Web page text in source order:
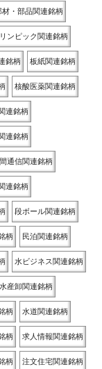
材・部品関連銘柄
ンピック関連銘柄
銘柄 板紙関連銘柄
核酸医薬関連銘柄
連銘柄
連銘柄
通信関連銘柄
連銘柄
段ボール関連銘柄
柄 民泊関連銘柄
水ビジネス関連銘柄
水産卸関連銘柄
柄 水道関連銘柄
柄 求人情報関連銘柄
柄 注文住宅関連銘柄